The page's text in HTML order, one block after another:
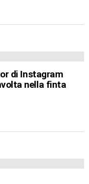
di Instagram
nella finta